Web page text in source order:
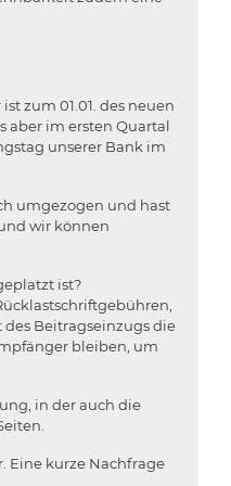
zum 01.01. des neuen
aber im ersten Quartal
unserer Bank im
umgezogen und hast
wir können
ist?
Beitragseinzugs die
bleiben, um
in der auch die
Eine kurze Nachfrage